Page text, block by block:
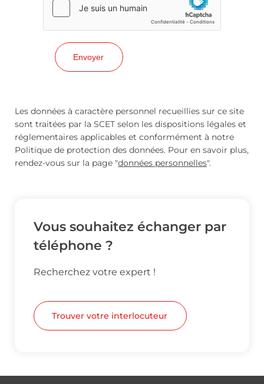
Les données à caractère personnel recueillies sur ce site
sont traitées par la SCET selon les dispositions légales et
réglementaires applicables et conformément à notre
Politique de protection des données. Pour en savoir plus,
rendez-vous sur la page "données personnelles".
Vous souhaitez échanger par
téléphone ?
Recherchez votre expert !
Trouver votre interlocuteur